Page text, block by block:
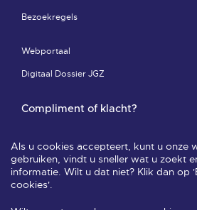
Bezoekregels
Webportaal
Digitaal Dossier JGZ
Compliment of klacht?
Leveringsvoorwaarden & privacy
Veelgestelde vragen
Als u cookies accepteert, kunt u onze
gebruiken, vindt u sneller wat u zoekt
informatie. Wilt u dat niet? Klik dan op
cookies'.